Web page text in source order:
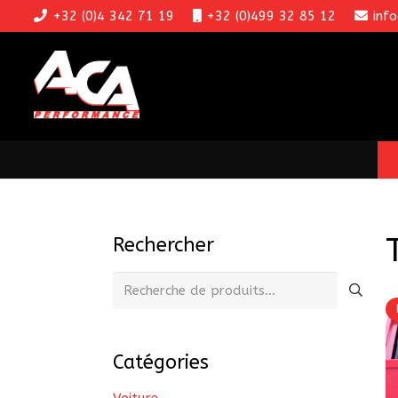
+32 (0)4 342 71 19 +32 (0)499 32 85 12
Rechercher
Recherche
Catégories